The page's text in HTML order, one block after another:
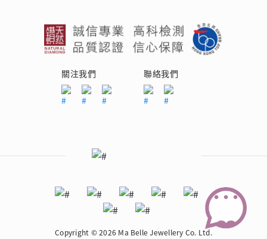
關注我們 聯絡我們
Copyright © 2026 Ma Belle Jewellery Co. Ltd.